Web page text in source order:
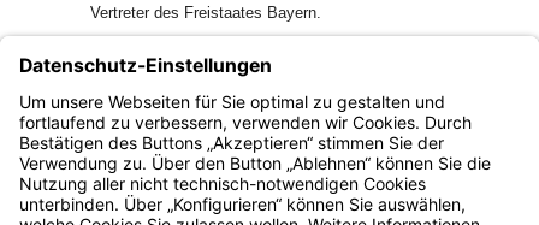
Vertreter des Freistaates Bayern.
und des Wissenschaftlichen Beirats.
(5) Der Stiftungsrat überwacht die Ausführung seiner
Beschlüsse durch den Stiftungsdirektor.
Bayern.de